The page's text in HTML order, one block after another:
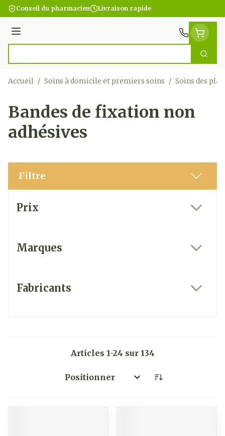
Aller au contenu
Conseil du pharmacien Livraison rapide
Menu
Accueil / Soins à domicile et premiers soins / Soins des
Bandes de fixation non
adhésives
Filtre
Prix
Marques
Fabricants
Articles 1-24 sur 134
Trier par: